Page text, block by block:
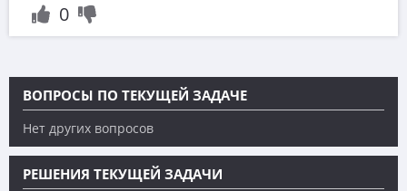
0
ВОПРОСЫ ПО ТЕКУЩЕЙ ЗАДАЧЕ
Нет других вопросов
РЕШЕНИЯ ТЕКУЩЕЙ ЗАДАЧИ